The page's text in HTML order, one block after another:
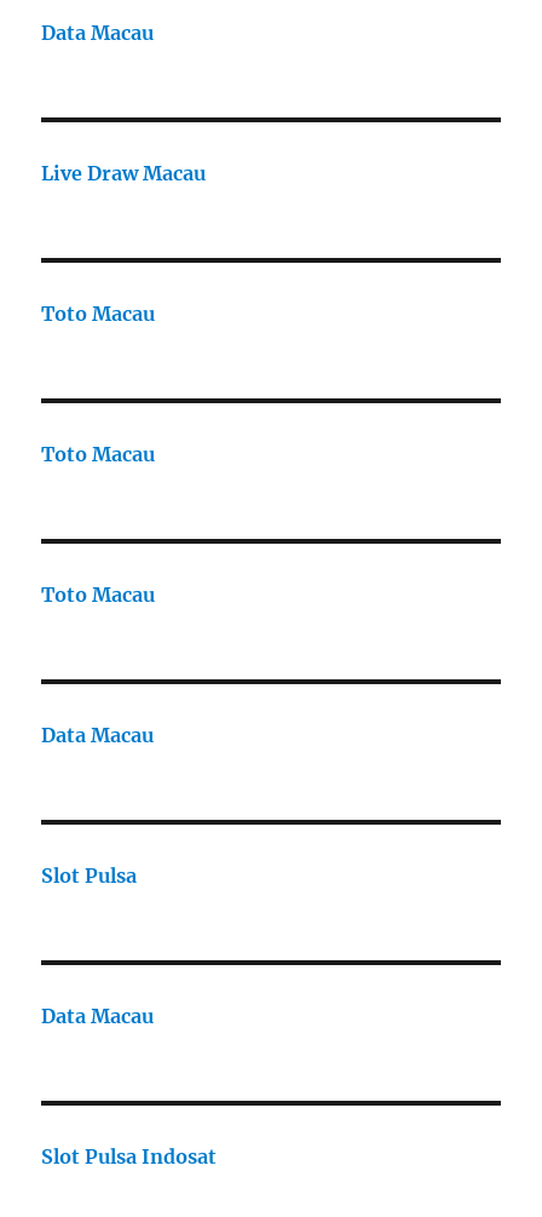
Data Macau
Live Draw Macau
Toto Macau
Toto Macau
Toto Macau
Data Macau
Slot Pulsa
Data Macau
Slot Pulsa Indosat